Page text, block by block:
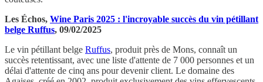
Les Échos, Wine Paris 2025 : l'incroyable succès du vin pétillant
belge Ruffus, 09/02/2025
Le vin pétillant belge Ruffus, produit près de Mons, connaît un
succès retentissant, avec une liste d'attente de 7 000 personnes et un
délai d'attente de cinq ans pour devenir client. Le domaine des